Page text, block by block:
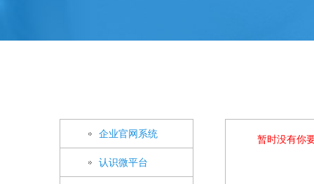
企业官网系统
认识微平台
暂时没有你